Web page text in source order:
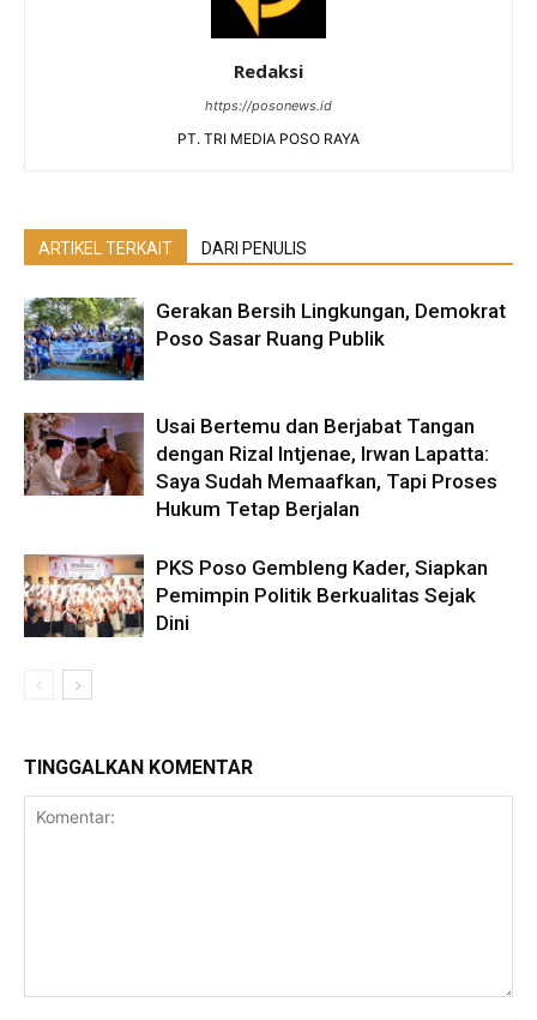
Redaksi
https://posonews.id
PT. TRI MEDIA POSO RAYA
ARTIKEL TERKAIT DARI PENULIS
Gerakan Bersih Lingkungan, Demokrat
Poso Sasar Ruang Publik
Usai Bertemu dan Berjabat Tangan
dengan Rizal Intjenae, Irwan Lapatta:
Saya Sudah Memaafkan, Tapi Proses
Hukum Tetap Berjalan
PKS Poso Gembleng Kader, Siapkan
Pemimpin Politik Berkualitas Sejak
Dini
TINGGALKAN KOMENTAR